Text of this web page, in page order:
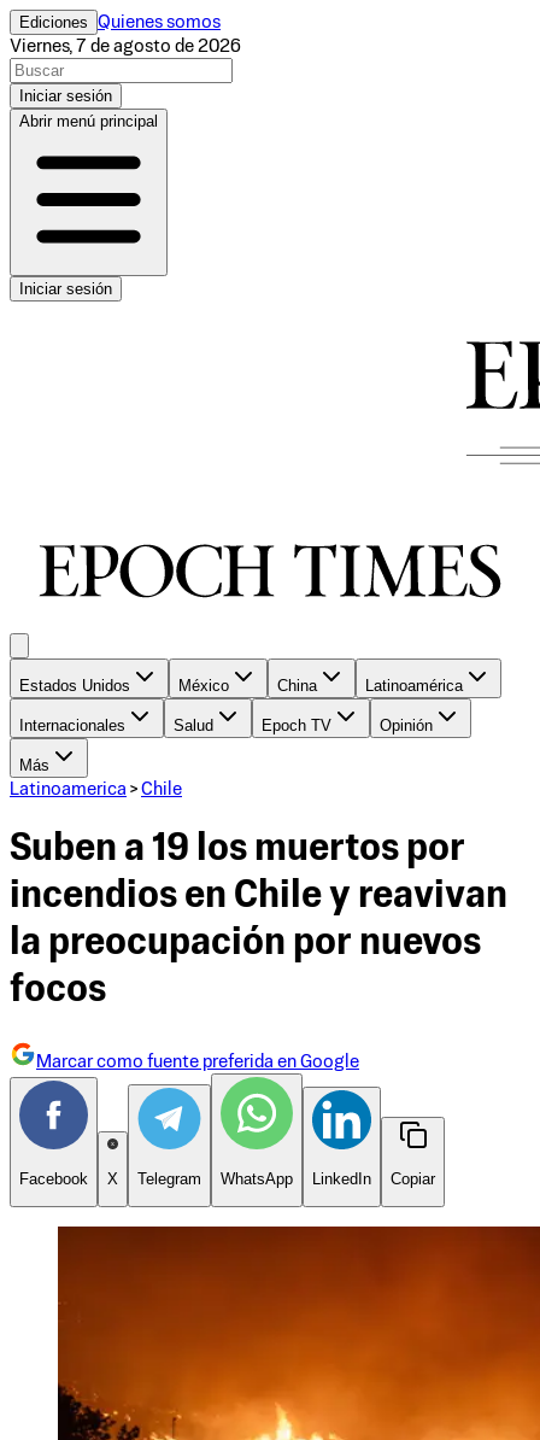
Ediciones Quienes somos
Viernes, 7 de agosto de 2026
Iniciar sesión
Abrir menú principal
Iniciar sesión
Estados Unidos México China Latinoamérica
Internacionales Salud Epoch TV Opinión
Más
Latinoamerica > Chile
Suben a 19 los muertos por
incendios en Chile y reavivan
la preocupación por nuevos
focos
Marcar como fuente preferida en Google
Facebook X Telegram WhatsApp LinkedIn Copiar